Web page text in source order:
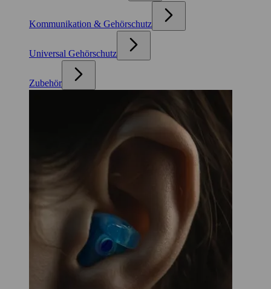
Kommunikation & Gehörschutz
Universal Gehörschutz
Zubehör